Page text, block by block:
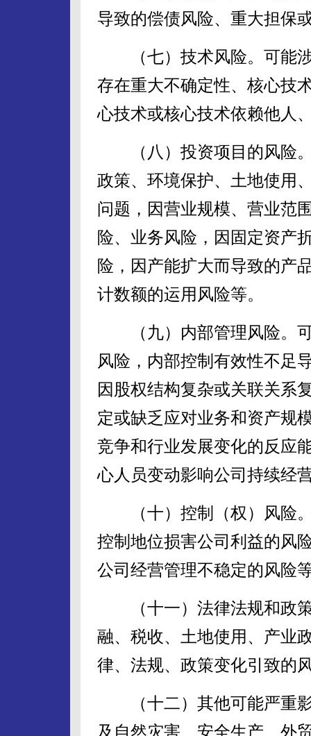
导致的偿债风险、重大担保
（七）技术风险。可能涉
存在重大不确定性、核心技
心技术或核心技术依赖他人
（八）投资项目的风险。
政策、环境保护、土地使用
问题，因营业规模、营业范
险、业务风险，因固定资产
险，因产能扩大而导致的产
计数额的运用风险等。
（九）内部管理风险。可
风险，内部控制有效性不足
因股权结构复杂或关联关系
定或缺乏应对业务和资产规
竞争和行业发展变化的反应
心人员变动影响公司持续经
（十）控制（权）风险。
控制地位损害公司利益的风
公司经营管理不稳定的风险
（十一）法律法规和政策
融、税收、土地使用、产业
律、法规、政策变化引致的
（十二）其他可能严重影
及自然灾害、安全生产、外